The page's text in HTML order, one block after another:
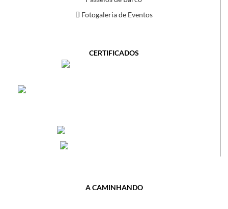
Fotogaleria de Eventos
CERTIFICADOS
A CAMINHANDO